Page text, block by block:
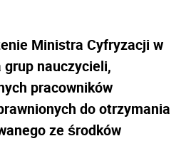
Ministra Cyfryzacji w
nauczycieli,
pracowników
do otrzymania
ze środków